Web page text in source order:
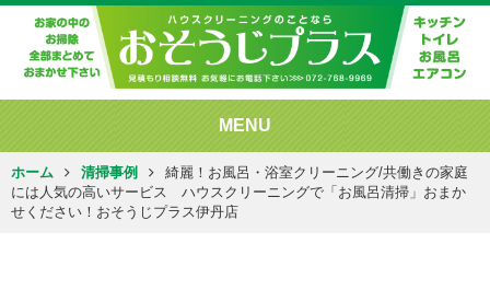
MENU
ホーム 清掃事例
綺麗！お風呂・浴室クリーニング/共働きの家庭
には人気の高いサービス ハウスクリーニングで「お風呂清掃」おまか
せください！おそうじプラス伊丹店